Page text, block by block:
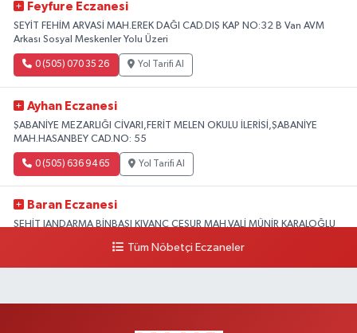
Feyfure Eczanesi
SEYİT FEHİM ARVASİ MAH.EREK DAĞI CAD.DIŞ KAP NO:32 B Van AVM
Arkası Sosyal Meskenler Yolu Üzeri
0 (505) 070 35 26 Yol Tarifi Al
Ayhan Eczanesi
ŞABANİYE MEZARLIĞI CİVARI,FERİT MELEN OKULU İLERİSİ,ŞABANİYE
MAH.HASANBEY CAD.NO: 55
0 (505) 636 94 65 Yol Tarifi Al
Baran Eczanesi
ŞEHİT JANDARMA BİNBAŞI KIVANÇ CESUR MAH.VALİ MÜNİR KARALOĞLU
Vitamin Eczanesi
Tüm Nöbetçi Eczaneler